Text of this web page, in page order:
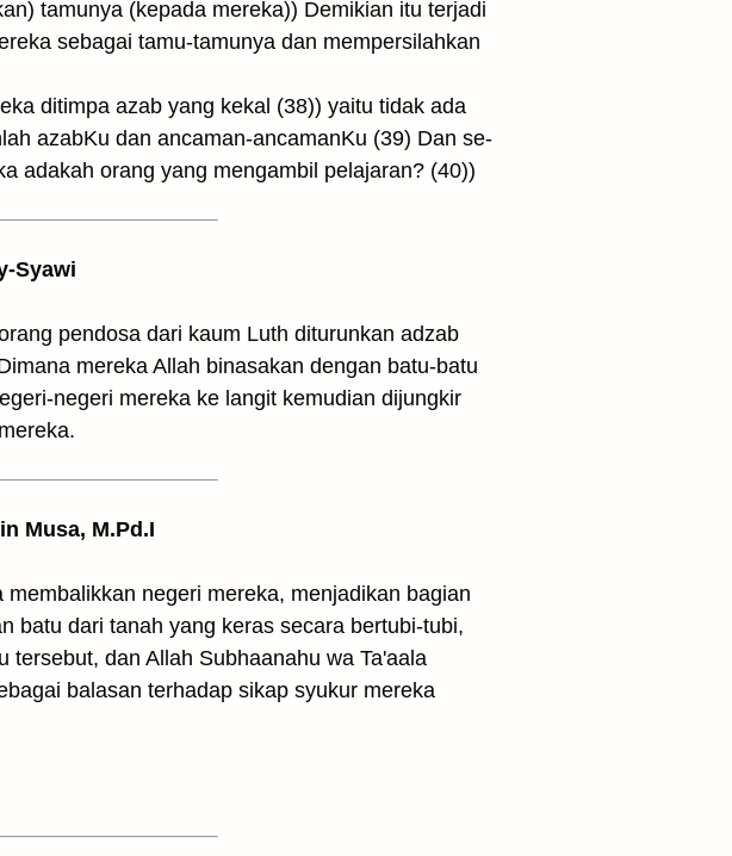
tamunya (kepada mereka)) Demikian itu terjadi
sebagai tamu-tamunya dan mempersilahkan
ditimpa azab yang kekal (38)) yaitu tidak ada
azabKu dan ancaman-ancamanKu (39) Dan se­
adakah orang yang mengambil pelajaran? (40))
Syawi
pendosa dari kaum Luth diturunkan adzab
mereka Allah binasakan dengan batu-batu
negeri mereka ke langit kemudian dijungkir
Musa, M.Pd.I
negeri mereka, menjadikan bagian
batu dari tanah yang keras secara bertubi-tubi,
dan Allah Subhaanahu wa Ta'aala
balasan terhadap sikap syukur mereka